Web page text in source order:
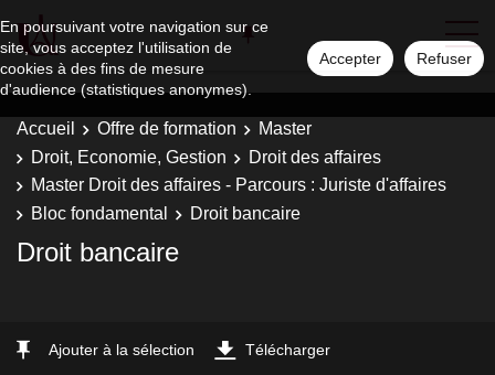
En poursuivant votre navigation sur ce
site, vous acceptez l'utilisation de
cookies à des fins de mesure
d'audience (statistiques anonymes).
Accepter Refuser
Accueil Offre de formation
Master
Droit, Economie, Gestion
Droit des affaires
Master Droit des affaires - Parcours : Juriste d'affaires
Bloc fondamental
Droit bancaire
Droit bancaire
Ajouter à la sélection Télécharger